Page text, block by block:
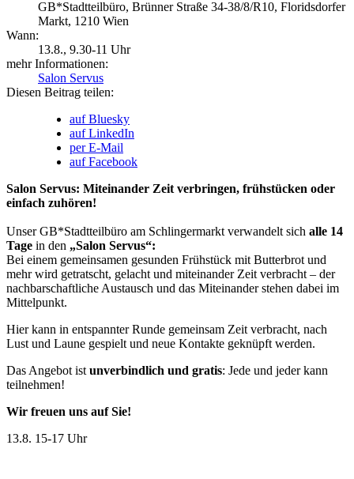
GB*Stadtteilbüro, Brünner Straße 34-38/8/R10, Floridsdorfer
Markt, 1210 Wien
Wann:
13.8., 9.30-11 Uhr
mehr Informationen:
Salon Servus
Diesen Beitrag teilen:
auf Bluesky
auf LinkedIn
per E-Mail
auf Facebook
Salon Servus: Miteinander Zeit verbringen, frühstücken oder
einfach zuhören!
Unser GB*Stadtteilbüro am Schlingermarkt verwandelt sich alle 14
Tage in den „Salon Servus“:
Bei einem gemeinsamen gesunden Frühstück mit Butterbrot und
mehr wird getratscht, gelacht und miteinander Zeit verbracht – der
nachbarschaftliche Austausch und das Miteinander stehen dabei im
Mittelpunkt.
Hier kann in entspannter Runde gemeinsam Zeit verbracht, nach
Lust und Laune gespielt und neue Kontakte geknüpft werden.
Das Angebot ist unverbindlich und gratis: Jede und jeder kann
teilnehmen!
Wir freuen uns auf Sie!
13.8. 15-17 Uhr